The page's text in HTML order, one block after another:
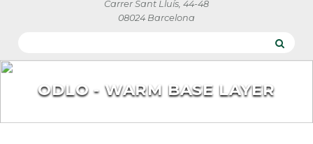
Carrer Sant Lluís, 44-48
08024 Barcelona
ODLO - WARM BASE LAYER